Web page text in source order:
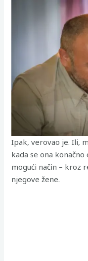
Ipak, verovao je. Ili,
kada se ona
mogući način – kroz
njegove žene.